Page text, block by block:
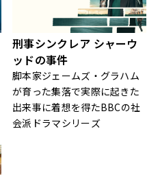
刑事シンクレア シャーウ
ッドの事件
脚本家ジェームズ・グラハム
が育った集落で実際に起きた
出来事に着想を得たBBCの社
会派ドラマシリーズ